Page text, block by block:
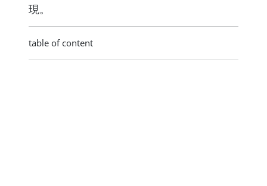
現。
table of content